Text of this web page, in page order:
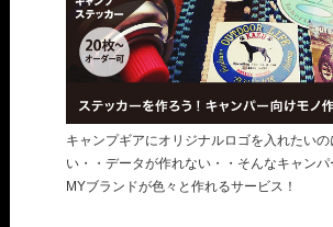
キャンプギアにオリジナルロゴを入れたい
い・・データが作れない・・そんなキャン
MYブランドが色々と作れるサービス！